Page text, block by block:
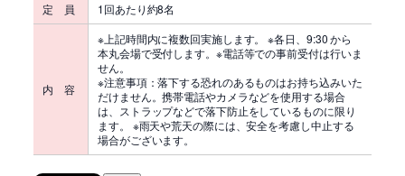
定 員
1回あたり約8名
内 容
※上記時間内に複数回実施します。 ※各日、9:30 から
本丸会場で受付します。※電話等での事前受付は行いま
せん。
※注意事項：落下する恐れのあるものはお持ち込みいた
だけません。携帯電話やカメラなどを使用する場合
は、ストラップなどで落下防止をしているものに限り
ます。 ※雨天や荒天の際には、安全を考慮し中止する
場合がございます。